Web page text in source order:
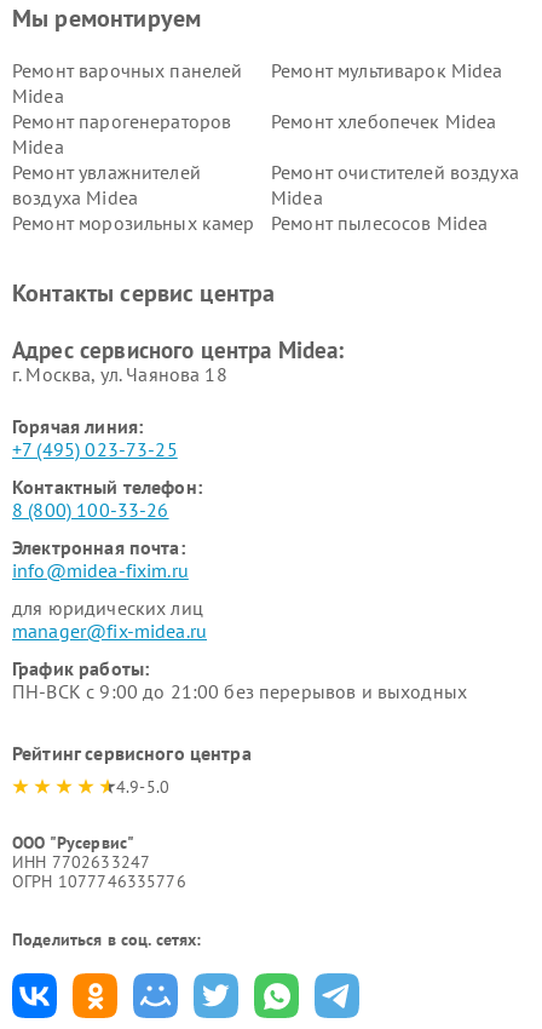
Мы ремонтируем
Ремонт варочных панелей
Midea
Ремонт мультиварок Midea
Ремонт парогенераторов
Midea
Ремонт хлебопечек Midea
Ремонт увлажнителей
воздуха Midea
Ремонт очистителей воздуха
Midea
Ремонт морозильных камер
Ремонт пылесосов Midea
пылесосов Midea
Midea
Контакты сервис центра
Адрес сервисного центра Midea:
г. Москва, ул. Чаянова 18
Горячая линия:
+7 (495) 023-73-25
Контактный телефон:
8 (800) 100-33-26
Электронная почта:
info@midea-fixim.ru
для юридических лиц
manager@fix-midea.ru
График работы:
ПН-ВСК с 9:00 до 21:00 без перерывов и выходных
Рейтинг сервисного центра
4.9-5.0
ООО "Русервис"
ИНН 7702633247
ОГРН 1077746335776
Поделиться в соц. сетях: